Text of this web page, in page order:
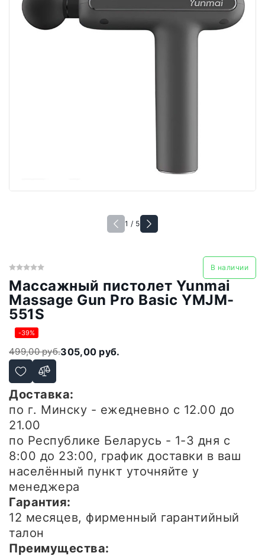
1 / 5
В наличии
Массажный пистолет Yunmai
Massage Gun Pro Basic YMJM-
551S
-39%
499,00 руб.305,00 руб.
Доставка:
по г. Минску - ежедневно с 12.00 до
21.00
по Республике Беларусь - 1-3 дня с
8:00 до 23:00, график доставки в ваш
населённый пункт уточняйте у
менеджера
Гарантия:
12 месяцев, фирменный гарантийный
талон
Преимущества: